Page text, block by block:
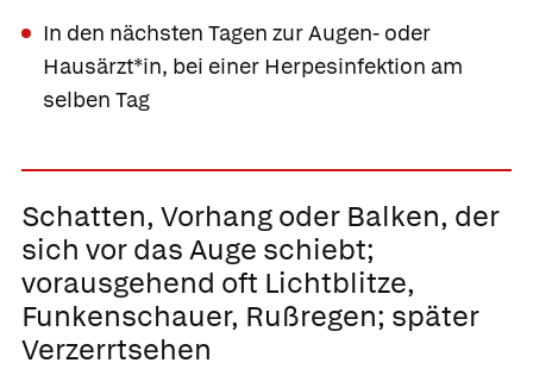
In den nächsten Tagen zur Augen- oder
Hausärzt*in, bei einer Herpesinfektion am
selben Tag
Schatten, Vorhang oder Balken, der
sich vor das Auge schiebt;
vorausgehend oft Lichtblitze,
Funkenschauer, Rußregen; später
Verzerrtsehen